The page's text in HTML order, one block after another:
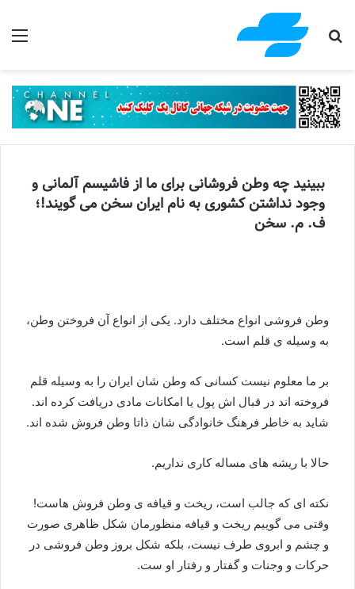
جستجو برای
ببینید چه وطن فروشانی برای ما از فاشیسم آلمانی و
وجود نداشتن کشوری به نام ایران سخن می گویند!؛
ف. م. سخن
وطن فروشی انواع مختلف دارد. یکی از انواع آن فروختن وطن،
به وسیله ی قلم است.
بر ما معلوم نیست کسانی که وطن شان ایران را به وسیله قلم
فروخته اند در قبال اش پول یا امکانات مادی دریافت کرده اند.
شاید به خاطر فرهنگ خانوادگی شان ذاتا وطن فروش شده اند.
حالا با ریشه های مساله کاری نداریم.
نکته ای که جالب است، ریخت و قیافه ی وطن فروش هاست!
وقتی می گوییم ریخت و قیافه منظورمان شکل ظاهری صورت
و چشم و ابروی طرف نیست، بلکه شکل بروز وطن فروشی در
حرکات و وجنات و گفتار و رفتار او ست.